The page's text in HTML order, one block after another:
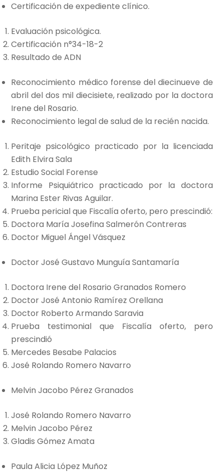
Certificación de expediente clínico.
Evaluación psicológica.
Certificación n°34-18-2
Resultado de ADN
Reconocimiento médico forense del diecinueve de
abril del dos mil diecisiete, realizado por la doctora
Irene del Rosario.
Reconocimiento legal de salud de la recién nacida.
Peritaje psicológico practicado por la licenciada
Edith Elvira Sala
Estudio Social Forense
Informe Psiquiátrico practicado por la doctora
Marina Ester Rivas Aguilar.
Prueba pericial que Fiscalía oferto, pero prescindió:
Doctora María Josefina Salmerón Contreras
Doctor Miguel Ángel Vásquez
Doctor José Gustavo Munguía Santamaría
Doctora Irene del Rosario Granados Romero
Doctor José Antonio Ramírez Orellana
Doctor Roberto Armando Saravia
Prueba testimonial que Fiscalía oferto, pero
prescindió
Mercedes Besabe Palacios
José Rolando Romero Navarro
Melvin Jacobo Pérez Granados
José Rolando Romero Navarro
Melvin Jacobo Pérez
Gladis Gómez Amata
Paula Alicia López Muñoz